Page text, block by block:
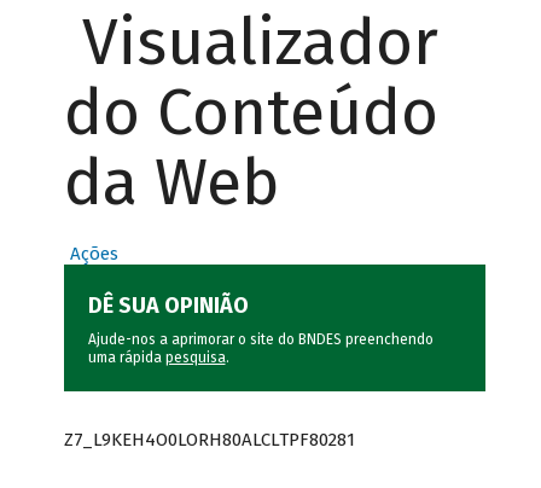
Visualizador
do Conteúdo
da Web
Ações
DÊ SUA OPINIÃO
Ajude-nos a aprimorar o site do BNDES preenchendo
uma rápida pesquisa.
Z7_L9KEH4O0LORH80ALCLTPF80281